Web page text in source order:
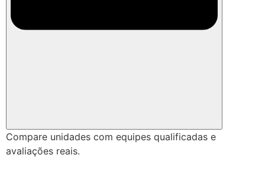
Compare unidades com equipes qualificadas e
avaliações reais.